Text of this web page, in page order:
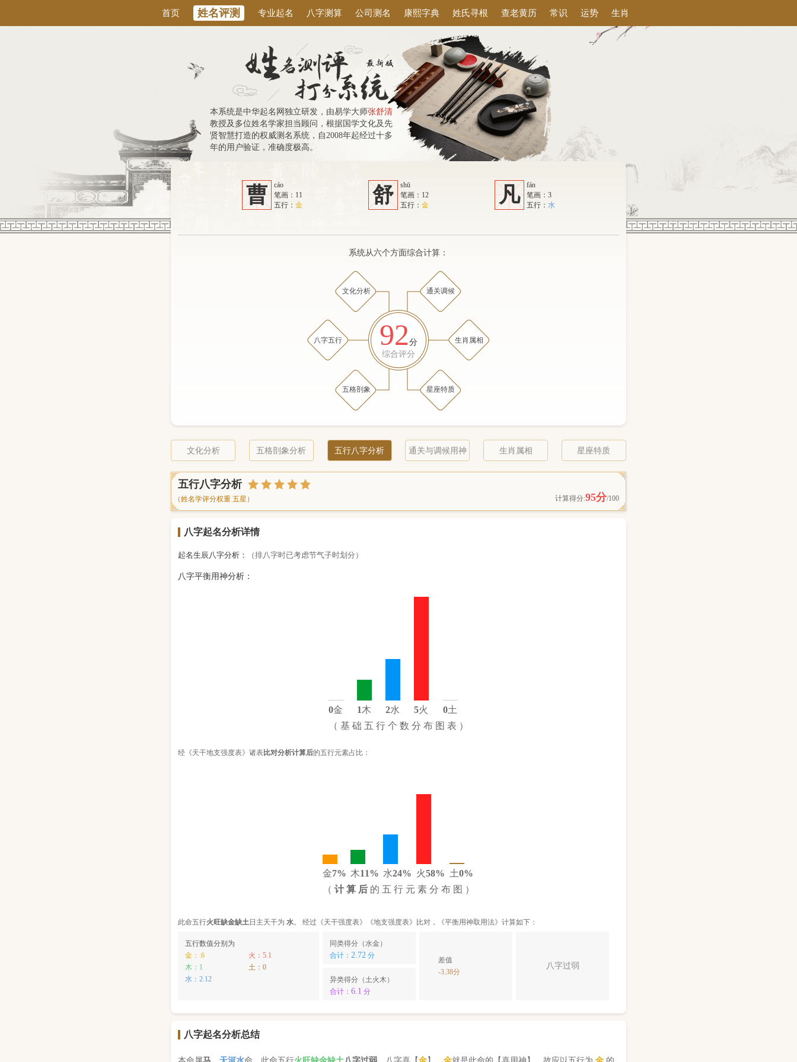
首页 姓名评测 专业起名 八字测算 公司测名 康熙字典 姓氏寻根 查老黄历 常识 运势 生肖
本系统是中华起名网独立研发，由易学大师张舒清
教授及多位姓名学家担当顾问，根据国学文化及先
贤智慧打造的权威测名系统，自2008年起经过十多
年的用户验证，准确度极高。
曹
cáo
笔画：11
五行：金 舒
shū
笔画：12
五行： 金 凡
fán
笔画：3
五行： 水
系统从六个方面综合计算：
八字五行
文化分析
五格剖象
生肖属相
通关调候
星座特质
92分
综合评分
文化分析 五格剖象分析 五行八字分析 通关与调候用神 生肖属相 星座特质
五行八字分析
计算得分:95分/100
（姓名学评分权重 五星）
八字起名分析详情
起名生辰八字分析： （排八字时已考虑节气子时划分）
八字平衡用神分析：
0金 1木 2水 5火 0土
（ 基 础 五 行 个 数 分 布 图 表 ）
经《天干地支强度表》诸表比对分析计算后的五行元素占比：
金7% 木11% 水24% 火58% 土0%
（ 计 算 后 的 五 行 元 素 分 布 图 ）
此命五行火旺缺金缺土日主天干为水。 经过《天干强度表》《地支强度表》比对，《平衡用神取用法》计算如下：
五行数值分别为
金：.6
火：5.1
木：1
土：0
水：2.12
同类得分（水金）
合计：2.72 分
异类得分（土火木）
合计：6.1 分
八字过弱
差值
-3.38分
八字起名分析总结